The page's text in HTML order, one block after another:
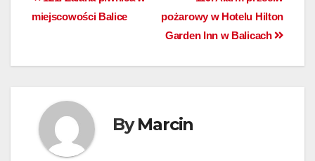
pożarowy w Hotelu Hilton
Garden Inn w Balicach
miejscowości Balice
ByMarcin